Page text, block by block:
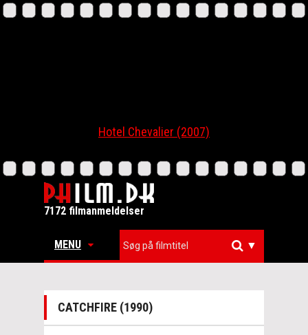
Hotel Chevalier (2007)
7172 filmanmeldelser
MENU ▼
CATCHFIRE (1990)